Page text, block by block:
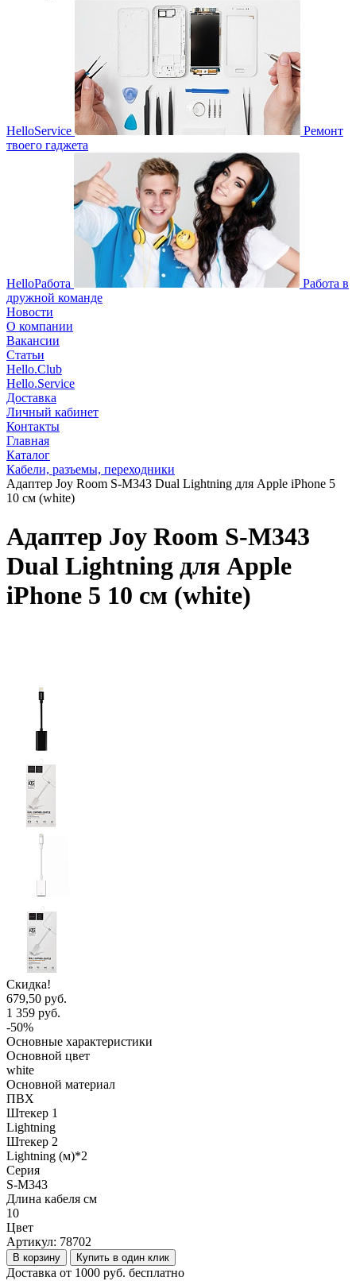
HelloService
Ремонт
твоего гаджета
HelloРабота
Работа в
дружной команде
Новости
О компании
Вакансии
Статьи
Hello.Club
Hello.Service
Доставка
Личный кабинет
Контакты
Главная
Каталог
Кабели, разъемы, переходники
Адаптер Joy Room S-M343 Dual Lightning для Apple iPhone 5
10 см (white)
Адаптер Joy Room S-M343
Dual Lightning для Apple
iPhone 5 10 см (white)
Скидка!
679,50 руб.
1 359 руб.
-50%
Основные характеристики
Основной цвет
white
Основной материал
ПВХ
Штекер 1
Lightning
Штекер 2
Lightning (м)*2
Серия
S-M343
Длина кабеля см
10
Цвет
Артикул: 78702
В корзину Купить в один клик
Доставка от 1000 руб. бесплатно